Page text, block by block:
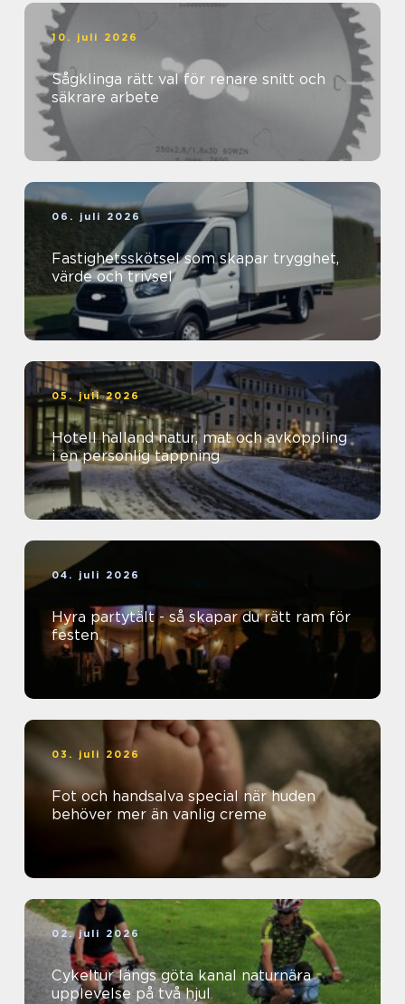
10. juli 2026
Sågklinga rätt val för renare snitt och
säkrare arbete
06. juli 2026
Fastighetsskötsel som skapar trygghet,
värde och trivsel
05. juli 2026
Hotell halland natur, mat och avkoppling
i en personlig tappning
04. juli 2026
Hyra partytält - så skapar du rätt ram för
festen
03. juli 2026
Fot och handsalva special när huden
behöver mer än vanlig creme
02. juli 2026
Cykeltur längs göta kanal naturnära
upplevelse på två hjul